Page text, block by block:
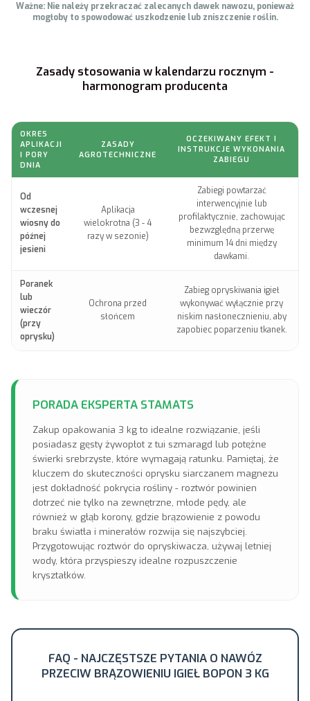
Ważne: Nie należy przekraczać zalecanych dawek nawozu, ponieważ
mogłoby to spowodować uszkodzenie lub zniszczenie roślin.
Zasady stosowania w kalendarzu rocznym -
harmonogram producenta
OKRES
APLIKACJI
I PORY
DNIA
ZASADY
AGROTECHNICZNE
OCZEKIWANY EFEKT I
INSTRUKCJE WYKONANIA
ZABIEGU
Od
wczesnej
wiosny do
późnej
jesieni
Aplikacja
wielokrotna (3 - 4
razy w sezonie)
Zabiegi powtarzać
interwencyjnie lub
profilaktycznie, zachowując
bezwzględną przerwę
minimum 14 dni między
dawkami.
Poranek
lub
wieczór
(przy
oprysku)
Ochrona przed
słońcem
Zabieg opryskiwania igieł
wykonywać wyłącznie przy
niskim nasłonecznieniu, aby
zapobiec poparzeniu tkanek.
PORADA EKSPERTA STAMATS
Zakup opakowania 3 kg to idealne rozwiązanie, jeśli
posiadasz gęsty żywopłot z tui szmaragd lub potężne
świerki srebrzyste, które wymagają ratunku. Pamiętaj, że
kluczem do skuteczności oprysku siarczanem magnezu
jest dokładność pokrycia rośliny - roztwór powinien
dotrzeć nie tylko na zewnętrzne, młode pędy, ale
również w głąb korony, gdzie brązowienie z powodu
braku światła i minerałów rozwija się najszybciej.
Przygotowując roztwór do opryskiwacza, używaj letniej
wody, która przyspieszy idealne rozpuszczenie
kryształków.
FAQ - NAJCZĘSTSZE PYTANIA O NAWÓZ
PRZECIW BRĄZOWIENIU IGIEŁ BOPON 3 KG